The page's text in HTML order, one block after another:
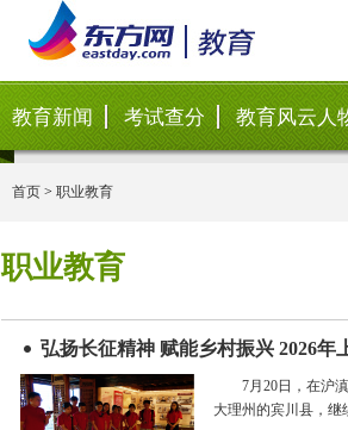
教育新闻 考试查分 教育风云人
首页 > 职业教育
职业教育
弘扬长征精神 赋能乡村振兴 2026年
7月20日，在沪
大理州的宾川县，继